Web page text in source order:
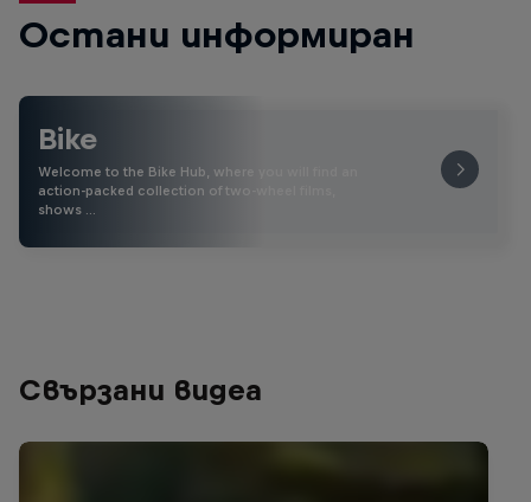
Остани информиран
Bike
Welcome to the Bike Hub, where you will find an
action-packed collection of two-wheel films,
shows …
Свързани видеа